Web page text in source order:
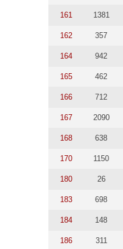
161 1381
162 357
164 942
165 462
166 712
167 2090
168 638
170 1150
180 26
183 698
184 148
186 311